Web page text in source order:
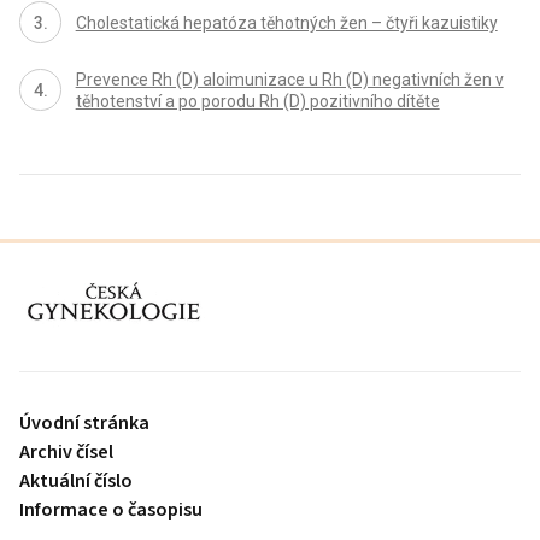
Cholestatická hepatóza těhotných žen – čtyři kazuistiky
Prevence Rh (D) aloimunizace u Rh (D) negativních žen v
těhotenství a po porodu Rh (D) pozitivního dítěte
proLékaře.cz
Úvodní stránka
Archiv čísel
Aktuální číslo
Informace o časopisu